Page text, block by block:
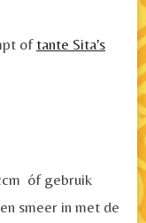
oftante Sita's
óf gebruik
smeer in met de